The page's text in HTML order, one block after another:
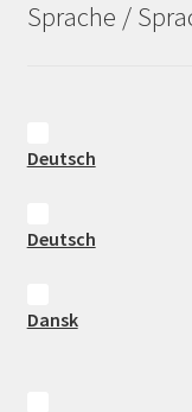
Sprache /
Deutsch
Deutsch
Dansk